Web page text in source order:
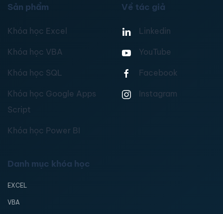
Sản phẩm
Khóa học Excel
Khóa học VBA
Khóa học SQL
Khóa học Google Apps
Script
Khóa học Power BI
Về tác giả
Linkedin
YouTube
Facebook
Instagram
Danh mục khóa học
EXCEL
VBA